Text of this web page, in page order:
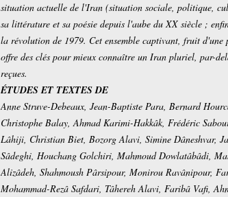
situation actuelle de l'Iran (situation sociale, politique,
sa littérature et sa poésie depuis l'aube du XX siècle ;
la révolution de 1979. Cet ensemble captivant, fruit d'une
offre des clés pour mieux connaître un Iran pluriel, par-
reçues.
ÉTUDES ET TEXTES DE
Anne Struve-Debeaux, Jean-Baptiste Para, Bernard
Christophe Balay, Ahmad Karimi-Hakkâk, Frédéric
Lâhiji, Christian Biet, Bozorg Alavi, Simine Dâneshvar,
Sâdeghi, Houchang Golchiri, Mahmoud Dowlatâbâdi,
Alizâdeh, Shahmoush Pârsipour, Monirou Ravânipour,
Mohammad-Rezâ Safdari, Tâhereh Alavi, Faribâ Vafi,